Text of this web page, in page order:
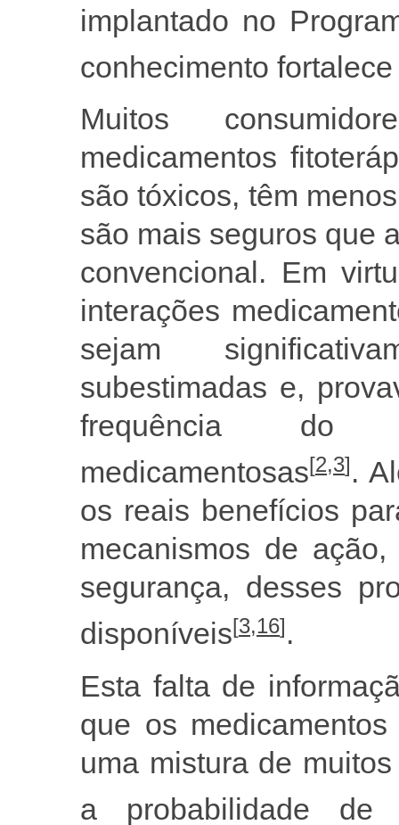
implantado no
conhecimento
Muitos
medicamentos
são tóxicos, têm
são mais seguros que
convencional. Em
interações
sejam
subestimadas e,
frequência do
medicamentosas[2,3].
os reais benefícios
mecanismos de
segurança, desses
disponíveis[3,16].
Esta falta de
que os
uma mistura de
a probabilidade